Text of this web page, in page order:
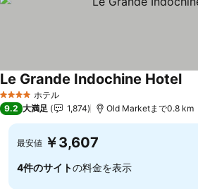
4 ホテルのランク
ホテル
Le Grande Indochine Hotel料
9.2 大満足 1,874 Old Marketまで0.8 km
最安値 ￥3,607
4件のサイトの料金を表示